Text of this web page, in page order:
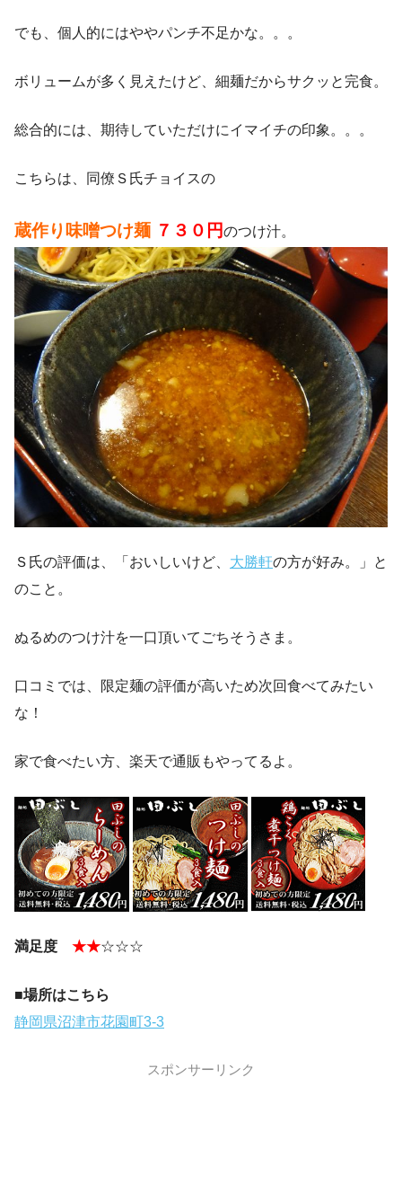
でも、個人的にはややパンチ不足かな。。。
ボリュームが多く見えたけど、細麺だからサクッと完食。
総合的には、期待していただけにイマイチの印象。。。
こちらは、同僚Ｓ氏チョイスの
蔵作り味噌つけ麺 ７３０円のつけ汁。
Ｓ氏の評価は、「おいしいけど、 大勝軒の方が好み。」と
のこと。
ぬるめのつけ汁を一口頂いてごちそうさま。
口コミでは、限定麺の評価が高いため次回食べてみたい
な！
家で食べたい方、楽天で通販もやってるよ。
満足度 ★★☆☆☆
■場所はこちら
静岡県沼津市花園町3-3
スポンサーリンク